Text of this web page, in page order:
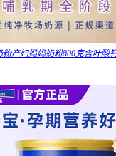
产妇妈妈奶粉800克含叶酸